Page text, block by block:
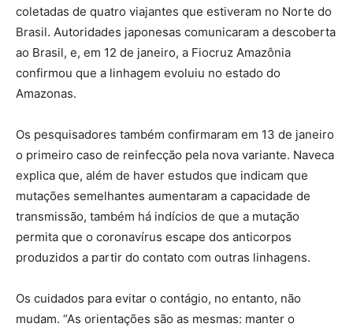
coletadas de quatro viajantes que estiveram no Norte do
Brasil. Autoridades japonesas comunicaram a descoberta
ao Brasil, e, em 12 de janeiro, a Fiocruz Amazônia
confirmou que a linhagem evoluiu no estado do
Amazonas.
Os pesquisadores também confirmaram em 13 de janeiro
o primeiro caso de reinfecção pela nova variante. Naveca
explica que, além de haver estudos que indicam que
mutações semelhantes aumentaram a capacidade de
transmissão, também há indícios de que a mutação
permita que o coronavírus escape dos anticorpos
produzidos a partir do contato com outras linhagens.
Os cuidados para evitar o contágio, no entanto, não
mudam. “As orientações são as mesmas: manter o